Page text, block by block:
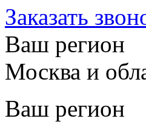
Заказать
Ваш регион
Москва и
Ваш регион